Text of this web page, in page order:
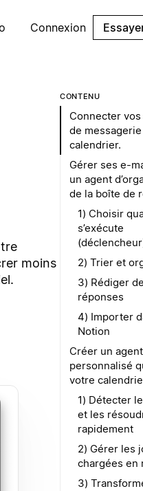
Connexion
moins
CONTENU
Connecter
de
calendrier.
Gérer ses e-
un agent
de la boîte de
1) Choisir
s’exécute
2) Trier et
3) Rédiger
réponses
4) Importer
Notion
Créer un agent
personnalisé
votre
1) Détecter
et les
rapidement
2) Gérer les
chargées en
3)